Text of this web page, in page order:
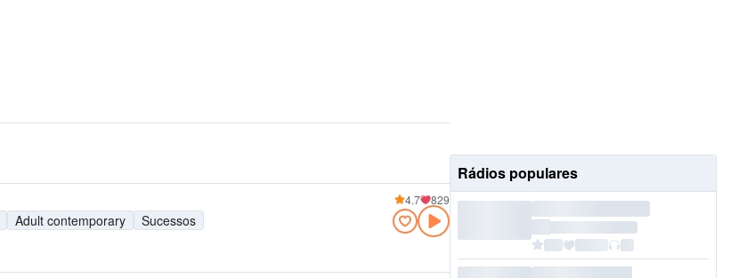
Adult contemporary
Sucessos
4.7 829
Rádios populares